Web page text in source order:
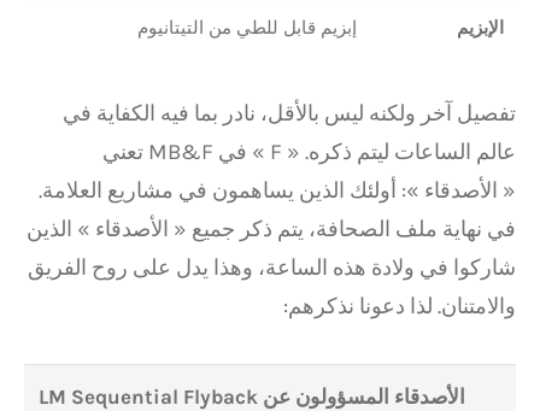
الإبزيم إبزيم قابل للطي من التيتانيوم
تفصيل آخر ولكنه ليس بالأقل، نادر بما فيه الكفاية في
عالم الساعات ليتم ذكره. « F » في MB&F تعني
« الأصدقاء »: أولئك الذين يساهمون في مشاريع العلامة.
في نهاية ملف الصحافة، يتم ذكر جميع « الأصدقاء » الذين
شاركوا في ولادة هذه الساعة، وهذا يدل على روح الفريق
والامتنان. لذا دعونا نذكرهم:
الأصدقاء المسؤولون عن LM Sequential Flyback